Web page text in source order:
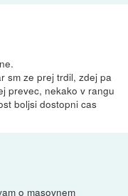
sm ze prej trdil, zdej pa
prevec, nekako v rangu
boljsi dostopni cas
o masovnem